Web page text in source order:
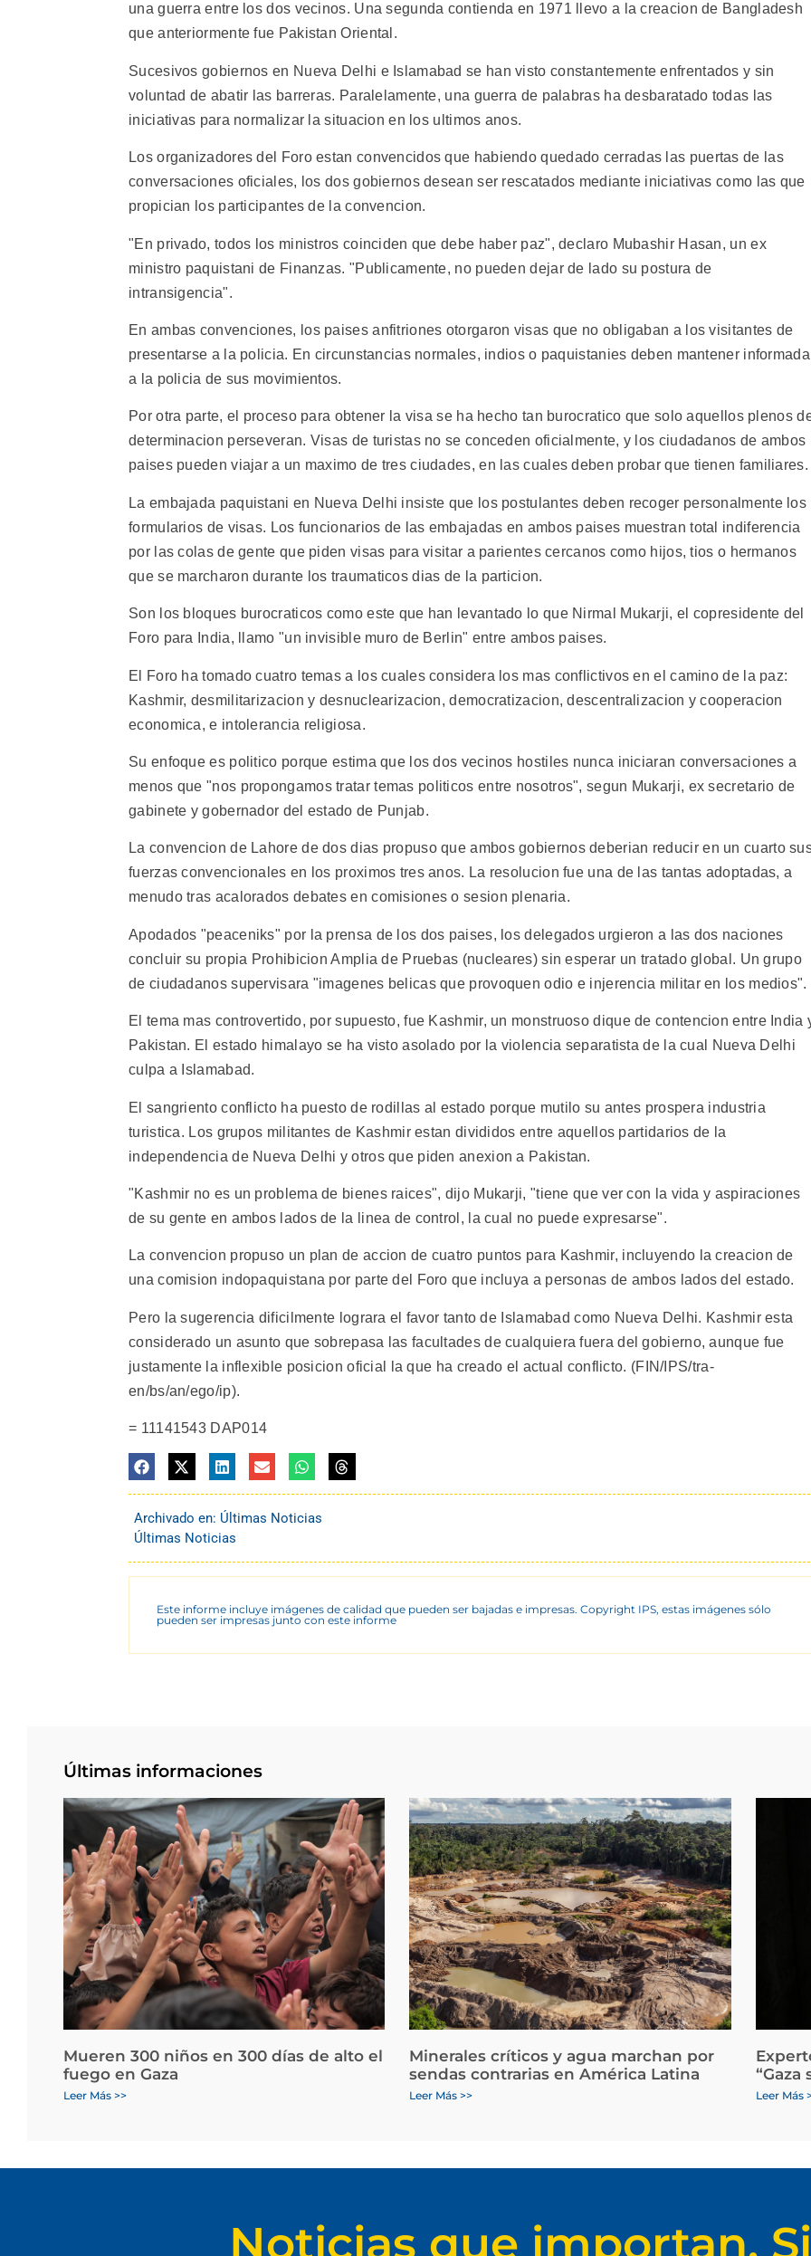
una guerra entre los dos vecinos. Una segunda contienda en 1971 llevo a la creacion de Bangladesh
que anteriormente fue Pakistan Oriental.
Sucesivos gobiernos en Nueva Delhi e Islamabad se han visto constantemente enfrentados y sin
voluntad de abatir las barreras. Paralelamente, una guerra de palabras ha desbaratado todas las
iniciativas para normalizar la situacion en los ultimos anos.
Los organizadores del Foro estan convencidos que habiendo quedado cerradas las puertas de las
conversaciones oficiales, los dos gobiernos desean ser rescatados mediante iniciativas como las que
propician los participantes de la convencion.
"En privado, todos los ministros coinciden que debe haber paz", declaro Mubashir Hasan, un ex
ministro paquistani de Finanzas. "Publicamente, no pueden dejar de lado su postura de
intransigencia".
En ambas convenciones, los paises anfitriones otorgaron visas que no obligaban a los visitantes de
presentarse a la policia. En circunstancias normales, indios o paquistanies deben mantener informada
a la policia de sus movimientos.
Por otra parte, el proceso para obtener la visa se ha hecho tan burocratico que solo aquellos plenos
determinacion perseveran. Visas de turistas no se conceden oficialmente, y los ciudadanos de ambos
paises pueden viajar a un maximo de tres ciudades, en las cuales deben probar que tienen familiares.
La embajada paquistani en Nueva Delhi insiste que los postulantes deben recoger personalmente los
formularios de visas. Los funcionarios de las embajadas en ambos paises muestran total indiferencia
por las colas de gente que piden visas para visitar a parientes cercanos como hijos, tios o hermanos
que se marcharon durante los traumaticos dias de la particion.
Son los bloques burocraticos como este que han levantado lo que Nirmal Mukarji, el copresidente del
Foro para India, llamo "un invisible muro de Berlin" entre ambos paises.
El Foro ha tomado cuatro temas a los cuales considera los mas conflictivos en el camino de la paz:
Kashmir, desmilitarizacion y desnuclearizacion, democratizacion, descentralizacion y cooperacion
economica, e intolerancia religiosa.
Su enfoque es politico porque estima que los dos vecinos hostiles nunca iniciaran conversaciones a
menos que "nos propongamos tratar temas politicos entre nosotros", segun Mukarji, ex secretario de
gabinete y gobernador del estado de Punjab.
La convencion de Lahore de dos dias propuso que ambos gobiernos deberian reducir en un cuarto
fuerzas convencionales en los proximos tres anos. La resolucion fue una de las tantas adoptadas, a
menudo tras acalorados debates en comisiones o sesion plenaria.
Apodados "peaceniks" por la prensa de los dos paises, los delegados urgieron a las dos naciones
concluir su propia Prohibicion Amplia de Pruebas (nucleares) sin esperar un tratado global. Un grupo
de ciudadanos supervisara "imagenes belicas que provoquen odio e injerencia militar en los medios".
El tema mas controvertido, por supuesto, fue Kashmir, un monstruoso dique de contencion entre India
Pakistan. El estado himalayo se ha visto asolado por la violencia separatista de la cual Nueva Delhi
culpa a Islamabad.
El sangriento conflicto ha puesto de rodillas al estado porque mutilo su antes prospera industria
turistica. Los grupos militantes de Kashmir estan divididos entre aquellos partidarios de la
independencia de Nueva Delhi y otros que piden anexion a Pakistan.
"Kashmir no es un problema de bienes raices", dijo Mukarji, "tiene que ver con la vida y aspiraciones
de su gente en ambos lados de la linea de control, la cual no puede expresarse".
La convencion propuso un plan de accion de cuatro puntos para Kashmir, incluyendo la creacion de
una comision indopaquistana por parte del Foro que incluya a personas de ambos lados del estado.
Pero la sugerencia dificilmente lograra el favor tanto de Islamabad como Nueva Delhi. Kashmir esta
considerado un asunto que sobrepasa las facultades de cualquiera fuera del gobierno, aunque fue
justamente la inflexible posicion oficial la que ha creado el actual conflicto. (FIN/IPS/tra-
en/bs/an/ego/ip).
= 11141543 DAP014
Archivado en: Últimas Noticias
Últimas Noticias
Este informe incluye imágenes de calidad que pueden ser bajadas e impresas. Copyright IPS, estas imágenes sólo
pueden ser impresas junto con este informe
Últimas informaciones
Mueren 300 niños en 300 días de alto el
fuego en Gaza
Leer Más >>
Minerales críticos y agua marchan por
sendas contrarias en América Latina
Leer Más >>
“Gaza
Leer Más
Noticias que importan.